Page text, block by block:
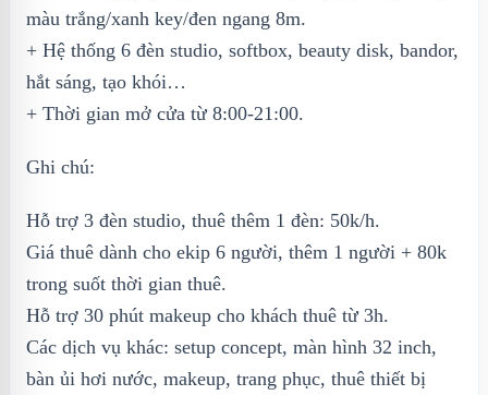
màu trắng/xanh key/đen ngang 8m.
+ Hệ thống 6 đèn studio, softbox, beauty disk, bandor,
hắt sáng, tạo khói…
+ Thời gian mở cửa từ 8:00-21:00.
Ghi chú:
Hỗ trợ 3 đèn studio, thuê thêm 1 đèn: 50k/h.
Giá thuê dành cho ekip 6 người, thêm 1 người + 80k
trong suốt thời gian thuê.
Hỗ trợ 30 phút makeup cho khách thuê từ 3h.
Các dịch vụ khác: setup concept, màn hình 32 inch,
bàn ủi hơi nước, makeup, trang phục, thuê thiết bị